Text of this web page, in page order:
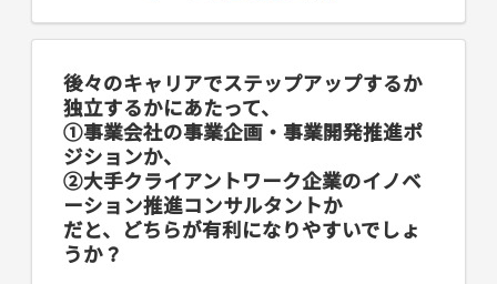
後々のキャリアでステップアップするか
独立するかにあたって、
①事業会社の事業企画・事業開発推進ポ
ジションか、
②大手クライアントワーク企業のイノベ
ーション推進コンサルタントか
だと、どちらが有利になりやすいでしょ
うか？